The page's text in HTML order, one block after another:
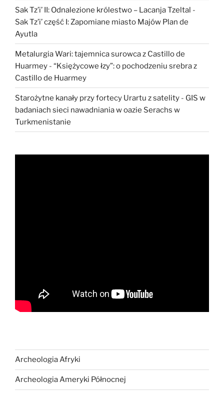
Sak Tz’i’ II: Odnalezione królestwo – Lacanja Tzeltal -
Sak Tz’i’ część I: Zapomiane miasto Majów Plan de
Ayutla
Metalurgia Wari: tajemnica surowca z Castillo de
Huarmey - “Księżycowe łzy”: o pochodzeniu srebra z
Castillo de Huarmey
Starożytne kanały przy fortecy Urartu z satelity - GIS w
badaniach sieci nawadniania w oazie Serachs w
Turkmenistanie
Archeologia Afryki
Archeologia Ameryki Północnej